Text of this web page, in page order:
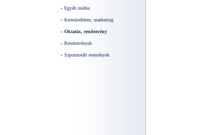
Egyéb média
Kereskedelem, marketing
Oktatás, rendezvény
Rendezvények
Szponzorált események